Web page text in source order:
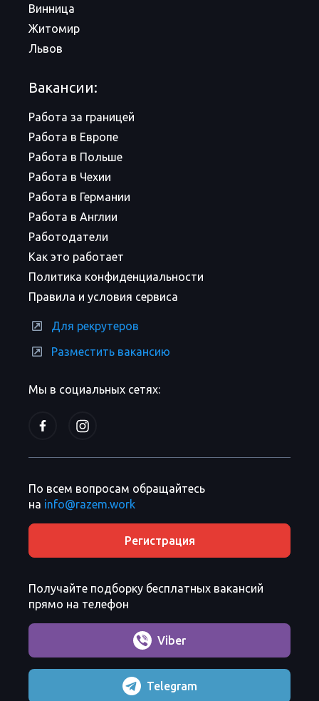
Мы в социальных сетях:
Винница
Житомир
Львов
Вакансии:
Работа за границей
Работа в Европе
Работа в Польше
Работа в Чехии
Работа в Германии
Работа в Англии
Работодатели
Как это работает
Политика конфиденциальности
Правила и условия сервиса
Для рекрутеров
Разместить вакансию
По всем вопросам обращайтесь
на info@razem.work
Регистрация
Получайте подборку бесплатных вакансий
прямо на телефон
Viber
Telegram